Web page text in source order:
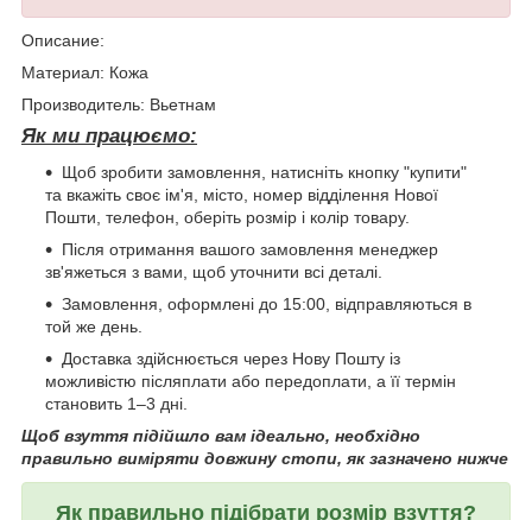
Описание:
Материал: Кожа
Производитель: Вьетнам
Як ми працюємо:
Щоб зробити замовлення, натисніть кнопку "купити"
та вкажіть своє ім'я, місто, номер відділення Нової
Пошти, телефон, оберіть розмір і колір товару.
Після отримання вашого замовлення менеджер
зв'яжеться з вами, щоб уточнити всі деталі.
Замовлення, оформлені до 15:00, відправляються в
той же день.
Доставка здійснюється через Нову Пошту із
можливістю післяплати або передоплати, а її термін
становить 1–3 дні.
Щоб взуття підійшло вам ідеально, необхідно
правильно виміряти довжину стопи, як зазначено нижче
Як правильно підібрати розмір взуття?